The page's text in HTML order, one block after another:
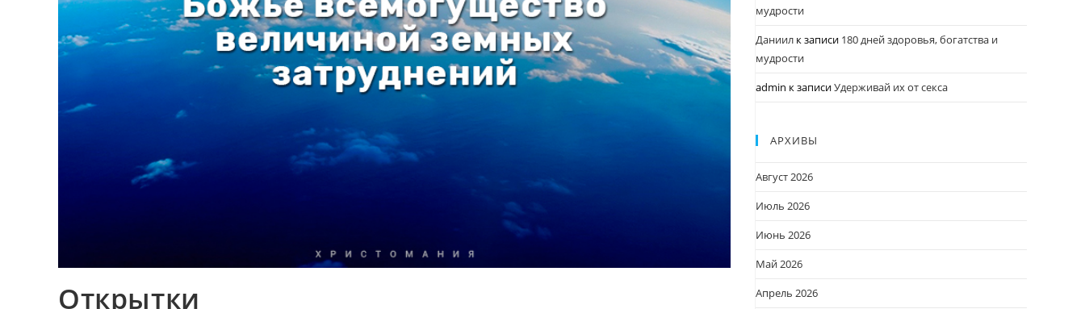
Открытки
мудрости
Даниил к записи 180 дней здоровья, богатства и
мудрости
admin к записиУдерживай их от секса
АРХИВЫ
Август 2026
Июль 2026
Июнь 2026
Май 2026
Апрель 2026